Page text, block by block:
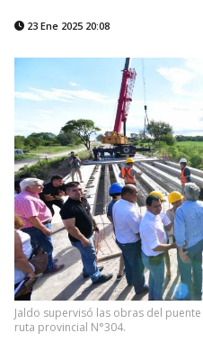
23 Ene 2025 20:08
Jaldo supervisó las obras del
ruta provincial N°304.